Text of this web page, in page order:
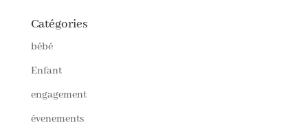
Catégories
bébé
Enfant
engagement
évenements